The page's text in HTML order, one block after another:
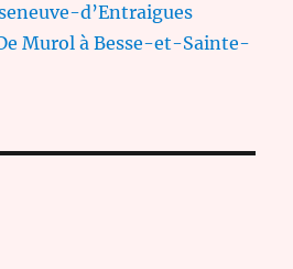
d’Entraigues
Murol à Besse-et-Sainte-